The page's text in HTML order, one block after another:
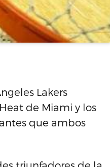
Lakers
de Miami y los
que ambos